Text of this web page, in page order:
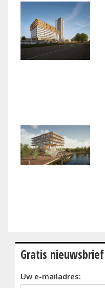
Gratis nieuwsbrief
Uw e-mailadres: